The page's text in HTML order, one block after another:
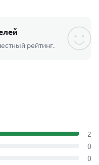
рейтинг.
2
0
0